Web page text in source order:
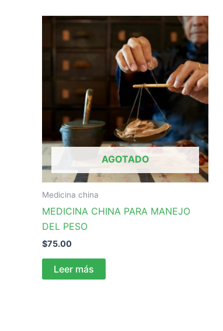
AGOTADO
Medicina china
MEDICINA CHINA PARA MANEJO
DEL PESO
$75.00
Leer más